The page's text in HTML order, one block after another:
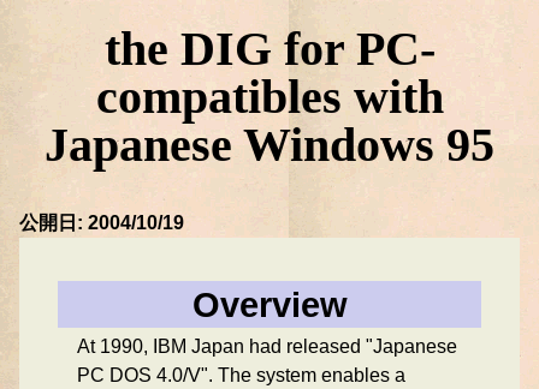
the DIG for PC-
compatibles with
Japanese Windows 95
公開日: 2004/10/19
Overview
At 1990, IBM Japan had released "Japanese
PC DOS 4.0/V". The system enables a